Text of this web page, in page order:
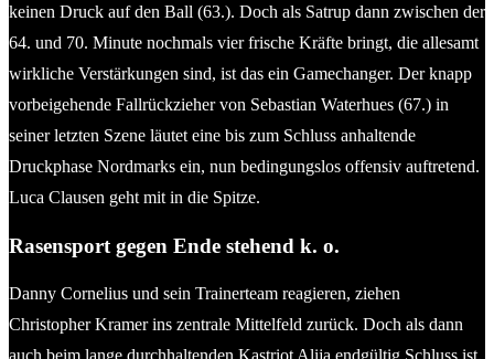
keinen Druck auf den Ball (63.). Doch als Satrup dann zwischen der
64. und 70. Minute nochmals vier frische Kräfte bringt, die allesamt
wirkliche Verstärkungen sind, ist das ein Gamechanger. Der knapp
vorbeigehende Fallrückzieher von Sebastian Waterhues (67.) in
seiner letzten Szene läutet eine bis zum Schluss anhaltende
Druckphase Nordmarks ein, nun bedingungslos offensiv auftretend.
Luca Clausen geht mit in die Spitze.
Rasensport gegen Ende stehend k. o.
Danny Cornelius und sein Trainerteam reagieren, ziehen
Christopher Kramer ins zentrale Mittelfeld zurück. Doch als dann